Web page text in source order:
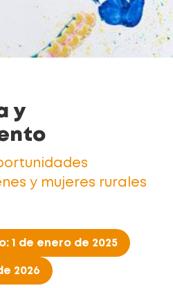
y
y mujeres rurales
1 de enero de 2025
2026